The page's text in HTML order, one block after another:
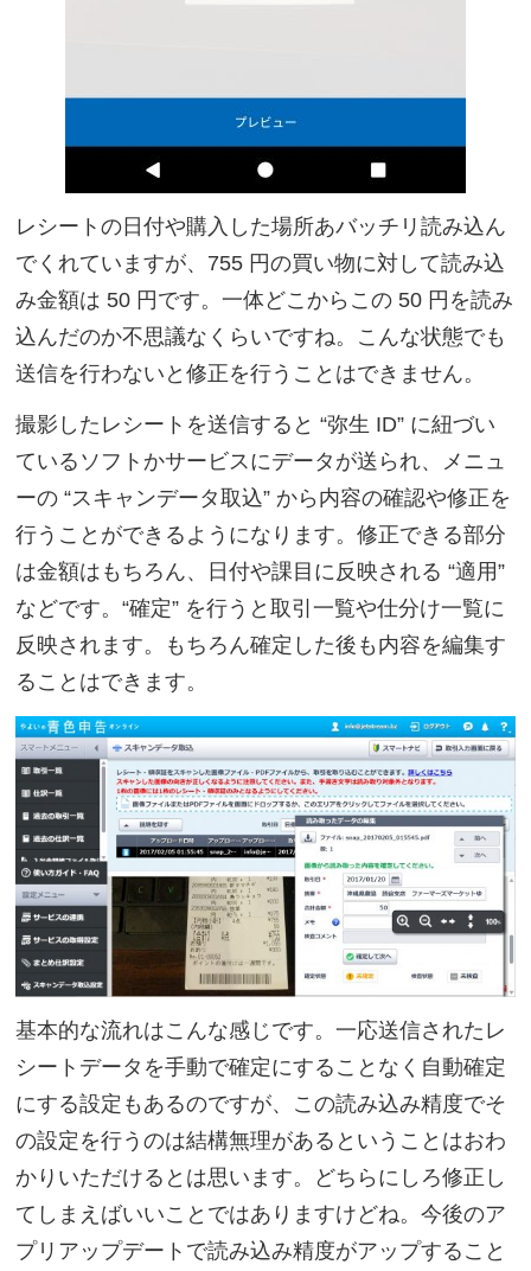
レシートの日付や購入した場所あバッチリ読み込ん
でくれていますが、755 円の買い物に対して読み込
み金額は 50 円です。一体どこからこの 50 円を読み
込んだのか不思議なくらいですね。こんな状態でも
送信を行わないと修正を行うことはできません。
撮影したレシートを送信すると “弥生 ID” に紐づい
ているソフトかサービスにデータが送られ、メニュ
ーの “スキャンデータ取込” から内容の確認や修正を
行うことができるようになります。修正できる部分
は金額はもちろん、日付や課目に反映される “適用”
などです。“確定” を行うと取引一覧や仕分け一覧に
反映されます。もちろん確定した後も内容を編集す
ることはできます。
基本的な流れはこんな感じです。一応送信されたレ
シートデータを手動で確定にすることなく自動確定
にする設定もあるのですが、この読み込み精度でそ
の設定を行うのは結構無理があるということはおわ
かりいただけるとは思います。どちらにしろ修正し
てしまえばいいことではありますけどね。今後のア
プリアップデートで読み込み精度がアップすること